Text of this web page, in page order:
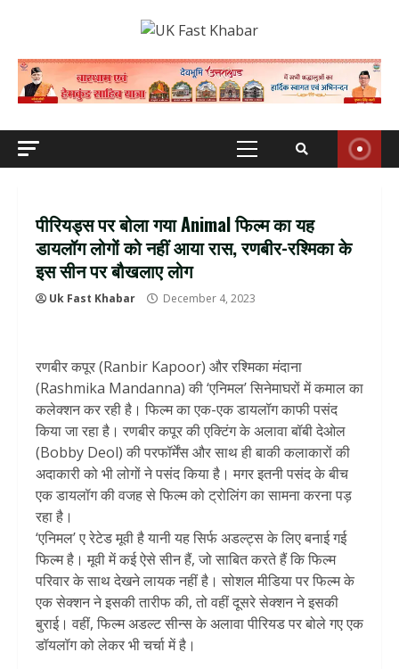
Primary
पीरियड्स पर बोला गया Animal फिल्म का यह
डायलॉग लोगों को नहीं आया रास, रणबीर-रश्मिका के
इस सीन पर बौखलाए लोग
Uk Fast Khabar December 4, 2023
रणबीर कपूर (Ranbir Kapoor) और रश्मिका मंदाना
(Rashmika Mandanna) की ‘एनिमल’ सिनेमाघरों में कमाल का
कलेक्शन कर रही है। फिल्म का एक-एक डायलॉग काफी पसंद
किया जा रहा है। रणबीर कपूर की एक्टिंग के अलावा बॉबी देओल
(Bobby Deol) की परफॉर्मेंस और साथ ही बाकी कलाकारों की
अदाकारी को भी लोगों ने पसंद किया है। मगर इतनी पसंद के बीच
एक डायलॉग की वजह से फिल्म को ट्रोलिंग का सामना करना पड़
रहा है।
‘एनिमल’ ए रेटेड मूवी है यानी यह सिर्फ अडल्ट्स के लिए बनाई गई
फिल्म है। मूवी में कई ऐसे सीन हैं, जो साबित करते हैं कि फिल्म
परिवार के साथ देखने लायक नहीं है। सोशल मीडिया पर फिल्म के
एक सेक्शन ने इसकी तारीफ की, तो वहीं दूसरे सेक्शन ने इसकी
बुराई। वहीं, फिल्म अडल्ट सीन्स के अलावा पीरियड पर बोले गए एक
डॉयलॉग को लेकर भी चर्चा में है।